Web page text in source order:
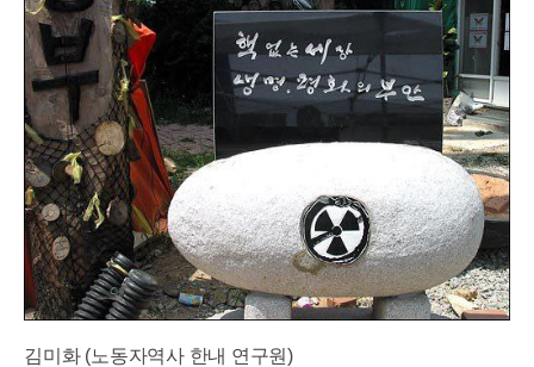
김미화 (노동자역사 한내 연구원)